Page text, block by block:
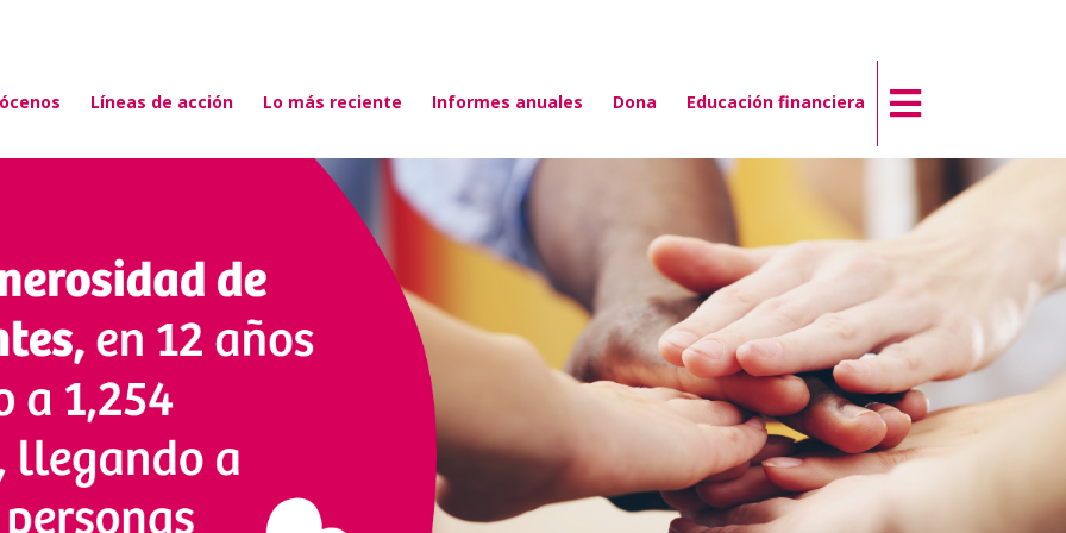
Líneas de acción Lo más reciente Informes anuales Dona Educación financiera